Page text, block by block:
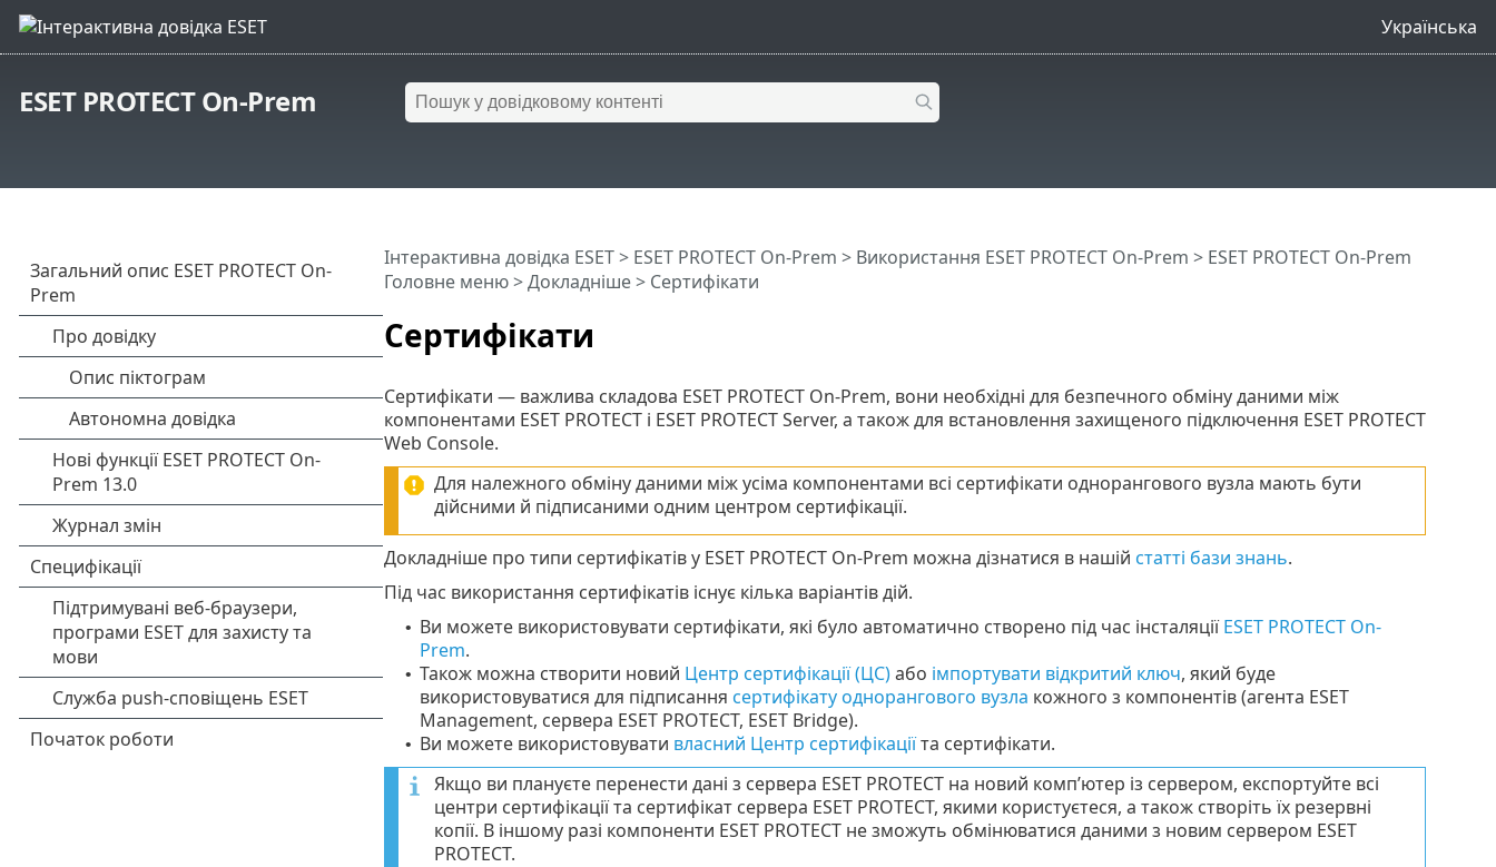
Українська
ESET PROTECT On-Prem
Сертифікати
Інтерактивна довідка ESET> ESET PROTECT On-Prem > Використання ESET PROTECT On-Prem > ESET PROTECT On-Prem
Головне меню> Докладніше > Сертифікати
Сертифікати — важлива складова ESET PROTECT On-Prem, вони необхідні для безпечного обміну даними між
компонентами ESET PROTECT і ESET PROTECT Server, а також для встановлення захищеного підключення ESET PROTECT
Web Console.
Для належного обміну даними між усіма компонентами всі сертифікати однорангового вузла мають бути
дійсними й підписаними одним центром сертифікації.
Докладніше про типи сертифікатів у ESET PROTECT On-Prem можна дізнатися в нашій статті бази знань.
Під час використання сертифікатів існує кілька варіантів дій.
• Ви можете використовувати сертифікати, які було автоматично створено під час інсталяціїESET PROTECT On-
Prem.
• Також можна створити новий Центр сертифікації (ЦС)або імпортувати відкритий ключ, який буде
використовуватися для підписання сертифікату однорангового вузла кожного з компонентів (агента ESET
Management, сервера ESET PROTECT, ESET Bridge).
• Ви можете використовувати власний Центр сертифікаціїта сертифікати.
Якщо ви плануєте перенести дані з сервера ESET PROTECT на новий комп’ютер із сервером, експортуйте всі
центри сертифікації та сертифікат сервера ESET PROTECT, якими користуєтеся, а також створіть їх резервні
копії. В іншому разі компоненти ESET PROTECT не зможуть обмінюватися даними з новим сервером ESET
PROTECT.